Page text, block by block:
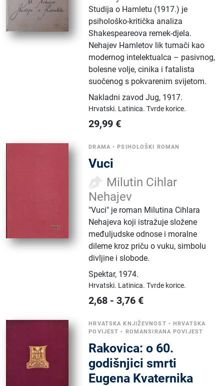
Studija o Hamletu (1917.) je
psihološko-kritička analiza
Shakespeareova remek-djela.
Nehajev Hamletov lik tumači kao
modernog intelektualca – pasivnog,
bolesne volje, cinika i fatalista
suočenog s pokvarenim svijetom.
Nakladni zavod Jug, 1917.
Hrvatski. Latinica.Tvrde korice.
29,99 €
DRAMA •PSIHOLOŠKI ROMAN
Vuci
Milutin Cihlar
Nehajev
"Vuci" je roman Milutina Cihlara
Nehajeva koji istražuje složene
međuljudske odnose i moralne
dileme kroz priču o vuku, simbolu
divljine i slobode.
Spektar, 1974.
Hrvatski. Latinica.Tvrde korice.
2,68 -3,76 €
HRVATSKA KNJIŽEVNOST •HRVATSKA
POVIJEST • ROMANSIRANA POVIJEST
Rakovica: o 60.
godišnjici smrti
Eugena Kvaternika